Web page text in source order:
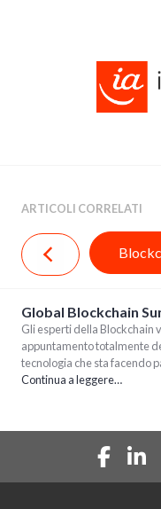
ARTICOLI CORRELATI
Global Blockchain
Gli esperti della Blockchain
appuntamento totalmente
tecnologia che sta facendo
Continua a leggere…